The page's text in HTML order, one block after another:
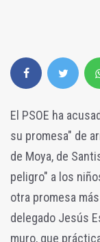
El PSOE ha
su promesa" de
de Moya, de
peligro" a los
otra promesa
delegado Jesús
muro, que